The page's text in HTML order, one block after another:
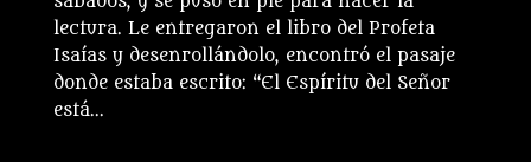
lectura. Le entregaron el libro del Profeta
Isaías y desenrollándolo, encontró el pasaje
donde estaba escrito: “El Espíritu del Señor
está...